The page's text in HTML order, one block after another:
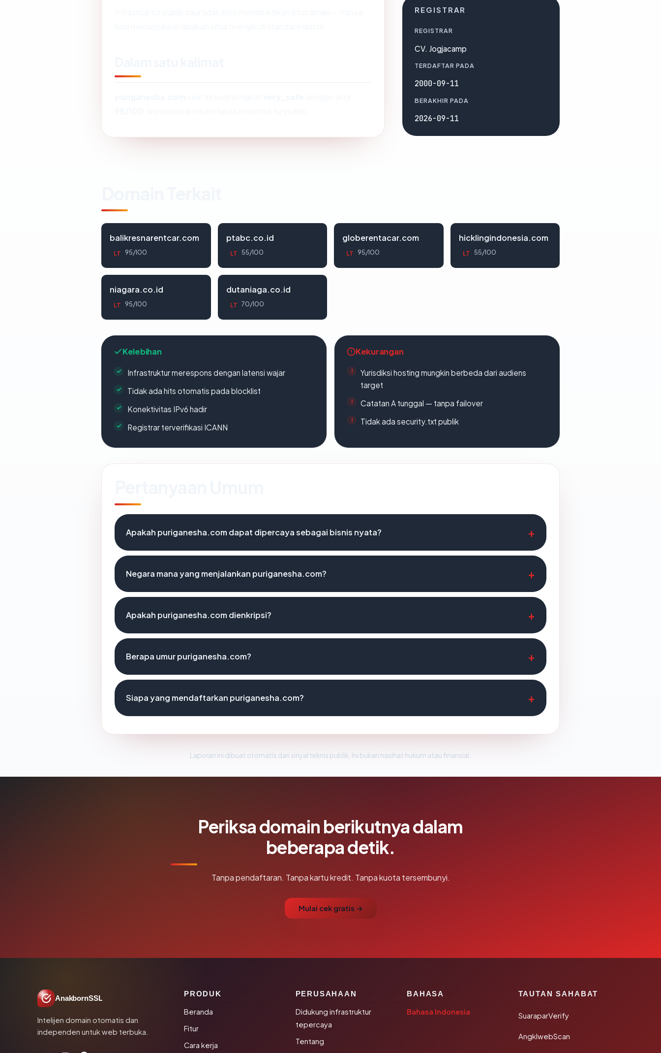
REGISTRAR
REGISTRAR
CV. Jogjacamp
TERDAFTAR PADA
2000-09-11
BERAKHIR PADA
2026-09-11
balikresnarentcar.com
LT 95/100
ptabc.co.id
LT 55/100
globerentacar.com
LT 95/100
hicklingindonesia.com
LT 55/100
niagara.co.id
LT 95/100
dutaniaga.co.id
LT 70/100
Kelebihan
Infrastruktur merespons dengan latensi wajar
Tidak ada hits otomatis pada blocklist
Konektivitas IPv6 hadir
Registrar terverifikasi ICANN
Kekurangan
Yurisdiksi hosting mungkin berbeda dari audiens
target
Catatan A tunggal — tanpa failover
Tidak ada security.txt publik
Apakah puriganesha.com dapat dipercaya sebagai bisnis nyata?
Negara mana yang menjalankan puriganesha.com?
Apakah puriganesha.com dienkripsi?
Berapa umur puriganesha.com?
Siapa yang mendaftarkan puriganesha.com?
Laporan ini dibuat otomatis dari sinyal teknis publik. Ini bukan nasihat hukum atau finansial.
Periksa domain berikutnya dalam
beberapa detik.
Tanpa pendaftaran. Tanpa kartu kredit. Tanpa kuota tersembunyi.
Mulai cek gratis →
AnakbornSSL
Intelijen domain otomatis dan
independen untuk web terbuka.
PRODUK
Beranda
Fitur
Cara kerja
PERUSAHAAN
Didukung infrastruktur
tepercaya
Tentang
BAHASA
Bahasa Indonesia
TAUTAN SAHABAT
SuaraparVerify
AngklwebScan